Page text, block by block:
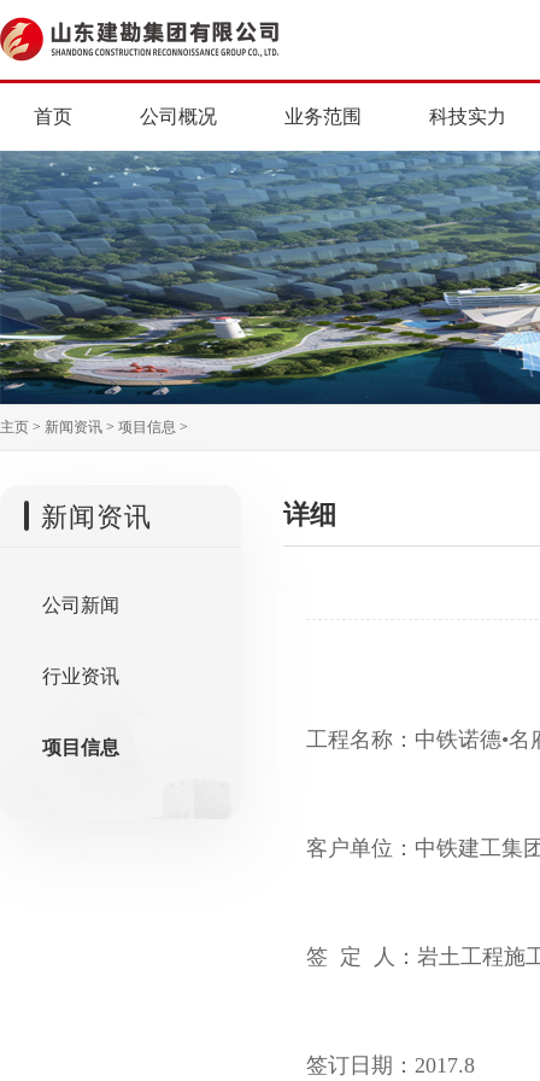
首页 公司概况 业务范围 科技实力
主页 > 新闻资讯 > 项目信息 >
新闻资讯
公司新闻
行业资讯
项目信息
详细
工程名称：中铁诺德•
客户单位：中铁建工集
签 定 人：岩土工程施
签订日期：2017.8